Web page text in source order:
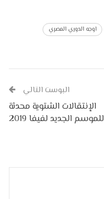
اوجه الدوري المصري
البوست التالي
الإنتقالات الشتوية محدثة
للموسم الجديد لفيفا 2019